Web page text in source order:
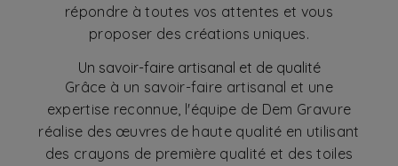
répondre à toutes vos attentes et vous
proposer des créations uniques.
Un savoir-faire artisanal et de qualité
Grâce à un savoir-faire artisanal et une
expertise reconnue, l'équipe de Dem Gravure
réalise des œuvres de haute qualité en utilisant
des crayons de première qualité et des toiles